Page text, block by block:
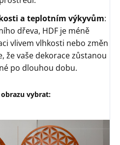
a teplotním výkyvům:
dřeva, HDF je méně
vlivem vlhkosti nebo změn
že vaše dekorace zůstanou
po dlouhou dobu.
vybrat: